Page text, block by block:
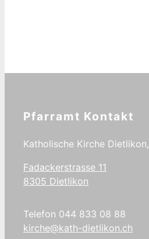
Pfarramt Kontakt
Katholische Kirche Dietlikon,
Fadackerstrasse 11
8305 Dietlikon
Telefon 044 833 08 88
kirche@kath-dietlikon.ch